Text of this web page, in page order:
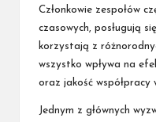
Członkowie zespołów
czasowych, posługują
korzystają z
wszystko wpływa na
oraz jakość współpracy
Jednym z głównych